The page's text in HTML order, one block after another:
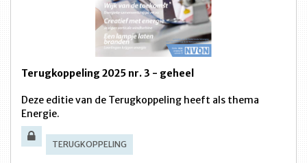
Terugkoppeling 2025 nr. 3 - geheel
Deze editie van de Terugkoppeling heeft als thema
Energie.
TERUGKOPPELING